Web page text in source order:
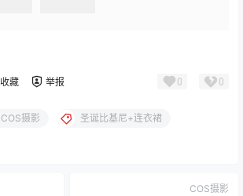
收藏 举报 0 0
COS摄影 圣诞比基尼+连衣裙
COS摄影